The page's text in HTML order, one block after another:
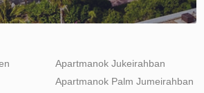
Apartmanok Jukeirahban
Apartmanok Palm Jumeirahban